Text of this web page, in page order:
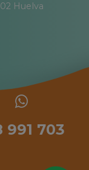
Huelva
991 703